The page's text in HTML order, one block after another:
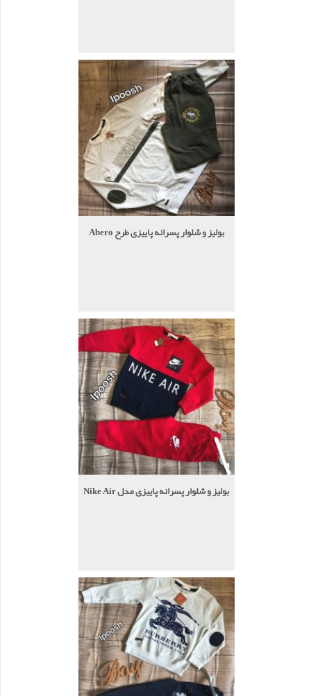
بولیز و شلوار پسرانه پاییزی طرح Abero
بولیز و شلوار پسرانه پاییزی مدل Nike Air